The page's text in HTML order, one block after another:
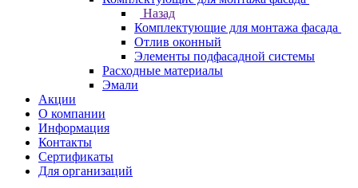
Назад
Комплектующие для монтажа фасада
Отлив оконный
Элементы подфасадной системы
Расходные материалы
Эмали
Акции
О компании
Информация
Контакты
Сертификаты
Для организаций